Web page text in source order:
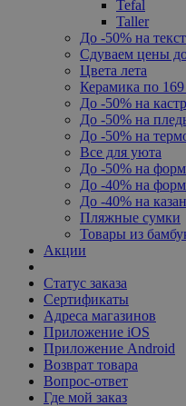
Tefal
Taller
До -50% на
Сдуваем цены
Цвета лета
Керамика по
До -50% на
До -50% на
До -50% на
Все для уюта
До -50% на
До -40% на
До -40% на
Пляжные сумки
Товары из
Акции
Статус заказа
Сертификаты
Адреса магазинов
Приложение iOS
Приложение Android
Возврат товара
Вопрос-ответ
Где мой заказ